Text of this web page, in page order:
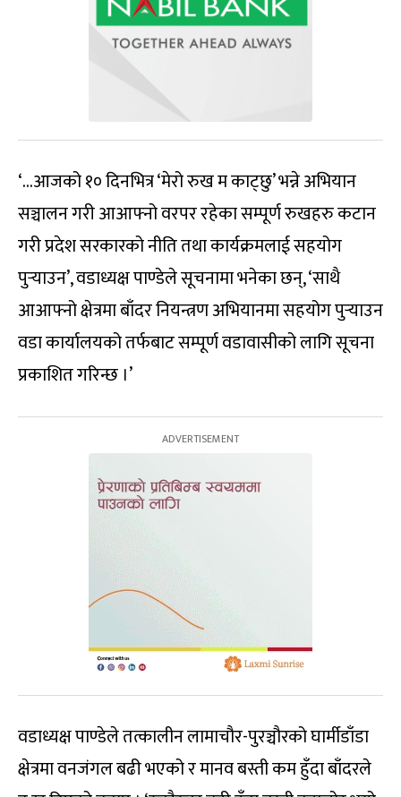
‘…आजको १० दिनभित्र ‘मेरो रुख म काट्छु’ भन्ने अभियान
सञ्चालन गरी आआफ्नो वरपर रहेका सम्पूर्ण रुखहरु कटान
गरी प्रदेश सरकारको नीति तथा कार्यक्रमलाई सहयोग
पुर्‍याउन’, वडाध्यक्ष पाण्डेले सूचनामा भनेका छन्, ‘साथै
आआफ्नो क्षेत्रमा बाँदर नियन्त्रण अभियानमा सहयोग पुर्‍याउन
वडा कार्यालयको तर्फबाट सम्पूर्ण वडावासीको लागि सूचना
प्रकाशित गरिन्छ ।’
वडाध्यक्ष पाण्डेले तत्कालीन लामाचौर-पुरञ्चौरको घार्मीडाँडा
क्षेत्रमा वनजंगल बढी भएको र मानव बस्ती कम हुँदा बाँदरले